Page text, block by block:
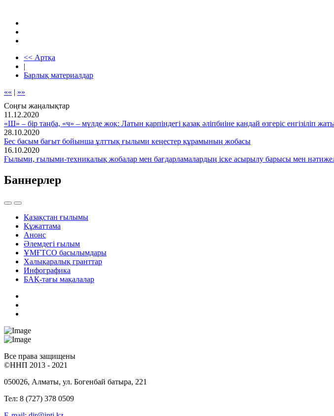
<< Артқа
|
Барлық материалдар
«« | »»
Соңғы жаңалықтар
11.12.2020
«Ш» – бір таңба, «ч» – мүлде жоқ: Латын қарпіндегі қазақ әліпбиіне қандай өзгеріс енгізіліп
28.10.2020
Бес басым бағыт бойынша ұлттық ғылыми кеңестер құрамының жобасы
16.10.2020
Ғылыми, ғылыми-техникалық жобалар мен бағдарламалардың іске асырылу барысы мен
Баннерлер
Қазақстан ғылымы
Құжаттама
Анонс
Әлемдегі ғылым
ҰМҒТСО басылымдары
Халықаралық гранттар
Инфографика
БАҚ-тағы мақалалар
Все права защищены
©ННП 2013 - 2021
050026, Алматы, ул. Богенбай батыра, 221
Тел: 8 (727) 378 0509